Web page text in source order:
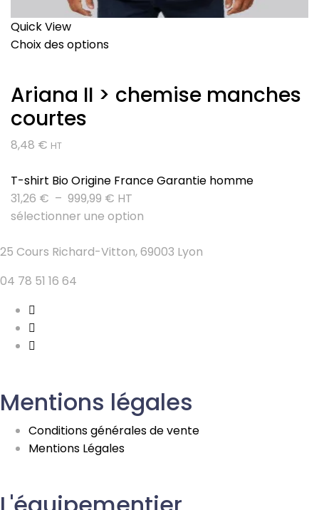
Quick View
Choix des options
Ariana II > chemise manches
courtes
8,48 € HT
T-shirt Bio Origine France Garantie homme
31,26 € – 999,99 € Plage
de
31,26 €
HT
sélectionner une option
25 Cours Richard-Vitton, 69003 Lyon
04 78 51 16 64
Mentions légales
Conditions générales de vente
Mentions Légales